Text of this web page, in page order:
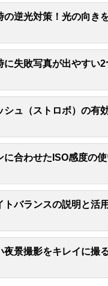
の逆光対策！光の向き
に失敗写真が出やすい2
シュ（ストロボ）の有
に合わせたISO感度の
トバランスの説明と活
夜景撮影をキレイに撮